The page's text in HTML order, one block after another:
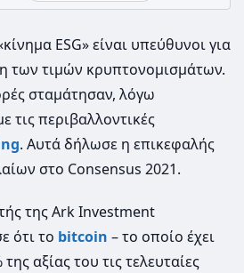
ESG» είναι υπεύθυνοι για
των τιμών κρυπτονομισμάτων.
σταμάτησαν, λόγω
τις περιβαλλοντικές
. Αυτά δήλωσε η επικεφαλής
στο Consensus 2021.
της Ark Investment
ότι το bitcoin – το οποίο έχει
αξίας του τις τελευταίες